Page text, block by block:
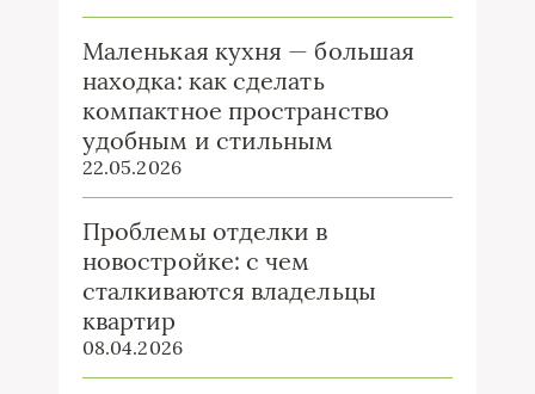
Маленькая кухня — большая
находка: как сделать
компактное пространство
удобным и стильным
22.05.2026
Проблемы отделки в
новостройке: с чем
сталкиваются владельцы
квартир
08.04.2026